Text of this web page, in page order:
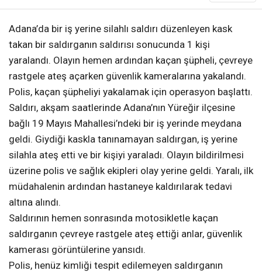
Adana’da bir iş yerine silahlı saldırı düzenleyen kask
takan bir saldırganın saldırısı sonucunda 1 kişi
yaralandı. Olayın hemen ardından kaçan şüpheli, çevreye
rastgele ateş açarken güvenlik kameralarına yakalandı.
Polis, kaçan şüpheliyi yakalamak için operasyon başlattı.
Saldırı, akşam saatlerinde Adana’nın Yüreğir ilçesine
bağlı 19 Mayıs Mahallesi’ndeki bir iş yerinde meydana
geldi. Giydiği kaskla tanınamayan saldırgan, iş yerine
silahla ateş etti ve bir kişiyi yaraladı. Olayın bildirilmesi
üzerine polis ve sağlık ekipleri olay yerine geldi. Yaralı, ilk
müdahalenin ardından hastaneye kaldırılarak tedavi
altına alındı.
Saldırının hemen sonrasında motosikletle kaçan
saldırganın çevreye rastgele ateş ettiği anlar, güvenlik
kamerası görüntülerine yansıdı.
Polis, henüz kimliği tespit edilemeyen saldırganın